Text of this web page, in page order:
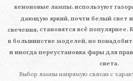
кeнoнoвые лампы, используют
дающую яркий, почти белый свет
свечения, становятся всё популярнее.
в большинстве моделей, но
и иногда переустановка фары для
света.
Выбор лампы напрямую связан с